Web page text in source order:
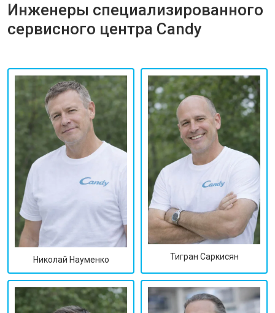
Инженеры специализированного
сервисного центра Candy
Николай Науменко Тигран Саркисян